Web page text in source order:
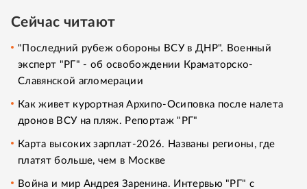
Сейчас читают
"Последний рубеж обороны ВСУ в ДНР". Военный
эксперт "РГ" - об освобождении Краматорско-
Славянской агломерации
Как живет курортная Архипо-Осиповка после налета
дронов ВСУ на пляж. Репортаж "РГ"
Карта высоких зарплат-2026. Названы регионы, где
платят больше, чем в Москве
Война и мир Андрея Заренина. Интервью "РГ" с